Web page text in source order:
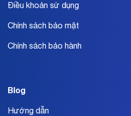
Điều khoản sử dụng
Chính sách bảo mật
Chính sách bảo hành
Blog
Hướng dẫn